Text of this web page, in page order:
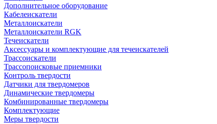
Дополнительное оборудование
Кабелеискатели
Металлоискатели
Металлоискатели RGK
Течеискатели
Аксессуары и комплектующие для течеискателей
Трассоискатели
Трассопоисковые приемники
Контроль твердости
Датчики для твердомеров
Динамические твердомеры
Комбинированные твердомеры
Комплектующие
Меры твердости